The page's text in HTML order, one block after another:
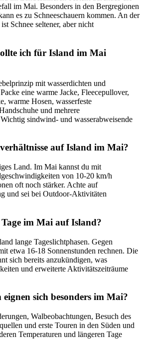
im Mai. Besonders in den Bergregionen
es zu Schneeschauern kommen. An der
Schnee seltener, aber nicht
ich für Island im Mai
mit wasserdichten und
eine warme Jacke, Fleecepullover,
warme Hosen, wasserfeste
und mehrere
sindwind- und wasserabweisende
auf Island im Mai?
Land. Im Mai kannst du mit
von 10-20 km/h
oft noch stärker. Achte auf
und sei bei Outdoor-Aktivitäten
im Mai auf Island?
lange Tageslichtphasen. Gegen
etwa 16-18 Sonnenstunden rechnen. Die
sich bereits anzukündigen, was
und erweiterte Aktivitätszeiträume
sich besonders im Mai?
Walbeobachtungen, Besuch des
und erste Touren in den Süden und
Temperaturen und längeren Tage